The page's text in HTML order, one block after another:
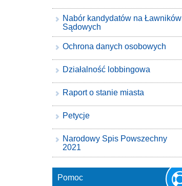
Nabór kandydatów na Ławników
Sądowych
Ochrona danych osobowych
Działalność lobbingowa
Raport o stanie miasta
Petycje
Narodowy Spis Powszechny
2021
Pomoc